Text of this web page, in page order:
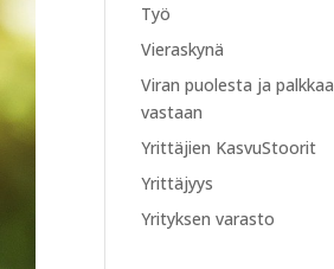
Työ
Vieraskynä
Viran puolesta ja palkkaa
vastaan
Yrittäjien KasvuStoorit
Yrittäjyys
Yrityksen varasto